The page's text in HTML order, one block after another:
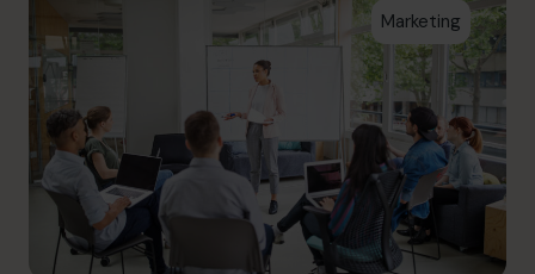
Marketing